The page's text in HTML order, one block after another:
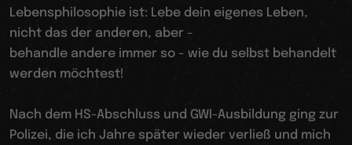
Lebensphilosophie ist: Lebe dein eigenes Leben,
nicht das der anderen, aber -
behandle andere immer so - wie du selbst behandelt
werden möchtest!
Nach dem HS-Abschluss und GWI-Ausbildung ging zur
Polizei, die ich Jahre später wieder verließ und mich